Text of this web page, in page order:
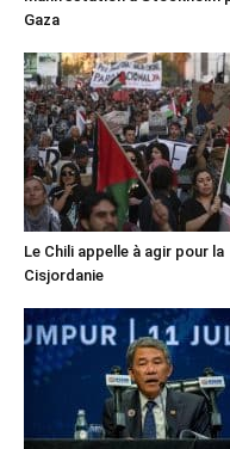
Gaza
Le Chili appelle à agir pour la
Cisjordanie